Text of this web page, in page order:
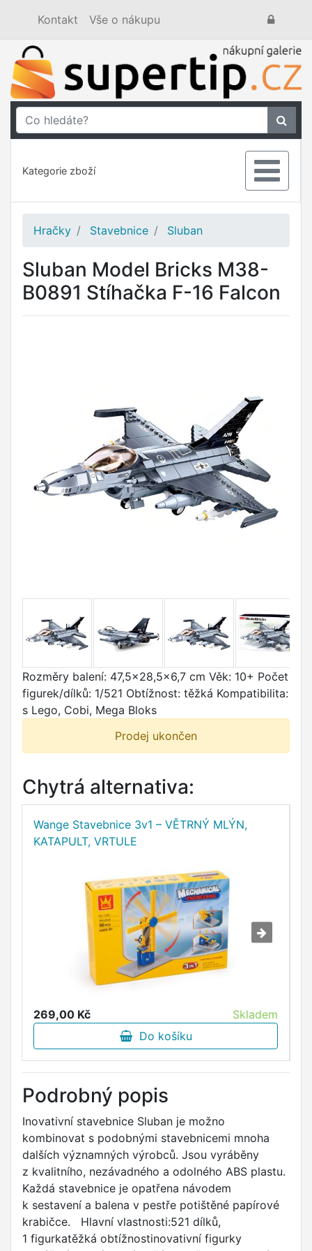
Kontakt Vše o nákupu
Kategorie zboží
Hračky Stavebnice Sluban
Sluban Model Bricks M38-
B0891 Stíhačka F-16 Falcon
Rozměry balení: 47,5x28,5x6,7 cm Věk: 10+ Počet
figurek/dílků: 1/521 Obtížnost: těžká Kompatibilita:
s Lego, Cobi, Mega Bloks
Prodej ukončen
Chytrá alternativa:
Wange Stavebnice 3v1 – VĚTRNÝ MLÝN,
KATAPULT, VRTULE
269,00 Kč
Skladem
Do košíku
Podrobný popis
Inovativní stavebnice Sluban je možno
kombinovat s podobnými stavebnicemi mnoha
dalších významných výrobců. Jsou vyráběny
z kvalitního, nezávadného a odolného ABS plastu.
Každá stavebnice je opatřena návodem
k sestavení a balena v pestře potištěné papírové
krabičce. Hlavní vlastnosti:521 dílků,
1 figurkatěžká obtížnostinovativní figurky